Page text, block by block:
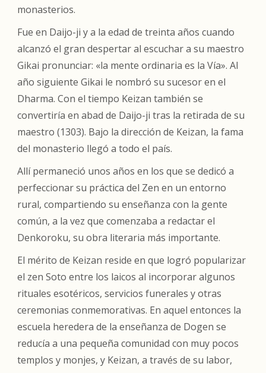
monasterios.
Fue en Daijo-ji y a la edad de treinta años cuando
alcanzó el gran despertar al escuchar a su maestro
Gikai pronunciar: «la mente ordinaria es la Vía». Al
año siguiente Gikai le nombró su sucesor en el
Dharma. Con el tiempo Keizan también se
convertiría en abad de Daijo-ji tras la retirada de su
maestro (1303). Bajo la dirección de Keizan, la fama
del monasterio llegó a todo el país.
Allí permaneció unos años en los que se dedicó a
perfeccionar su práctica del Zen en un entorno
rural, compartiendo su enseñanza con la gente
común, a la vez que comenzaba a redactar el
Denkoroku, su obra literaria más importante.
El mérito de Keizan reside en que logró popularizar
el zen Soto entre los laicos al incorporar algunos
rituales esotéricos, servicios funerales y otras
ceremonias conmemorativas. En aquel entonces la
escuela heredera de la enseñanza de Dogen se
reducía a una pequeña comunidad con muy pocos
templos y monjes, y Keizan, a través de su labor,